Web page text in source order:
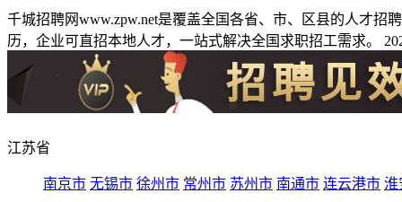
千城招聘网www.zpw.net是覆盖全国各省、市、区县的人才
历，企业可直招本地人才，一站式解决全国求职招工需求。
江苏省
南京市 无锡市 徐州市 常州市 苏州市 南通市 连云港市 淮